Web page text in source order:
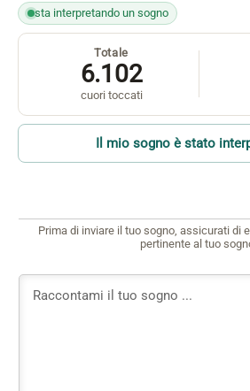
sta interpretando un sogno
Totale
6.102
cuori toccati
Il mio sogno è stato
Prima di inviare il tuo sogno, assicurati di
pertinente al tuo